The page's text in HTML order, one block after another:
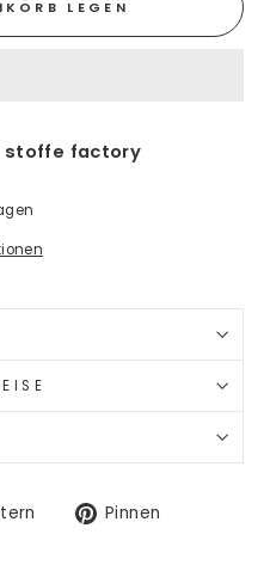
LEGEN
stoffe factory
Auf
Pinnen